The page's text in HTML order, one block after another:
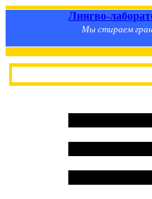
Лингво-
Мы стираем